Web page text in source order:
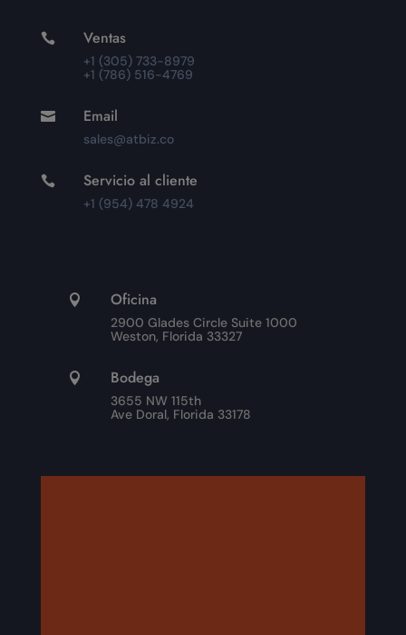
 Ventas
+1 (305) 733-8979
+1 (786) 516-4769
 Email
sales@atbiz.co
 Servicio al cliente
+1 (954) 478 4924
 Oficina
2900 Glades Circle Suite 1000
Weston, Florida 33327
 Bodega
3655 NW 115th
Ave Doral, Florida 33178